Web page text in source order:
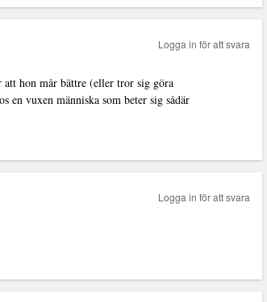
att hon mår bättre (eller tror sig göra
vuxen människa som beter sig sådär
Logga in för att svara
Logga in för att svara